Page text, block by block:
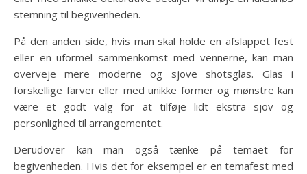
stemning til begivenheden.
På den anden side, hvis man skal holde en afslappet fest
eller en uformel sammenkomst med vennerne, kan man
overveje mere moderne og sjove shotsglas. Glas i
forskellige farver eller med unikke former og mønstre kan
være et godt valg for at tilføje lidt ekstra sjov og
personlighed til arrangementet.
Derudover kan man også tænke på temaet for
begivenheden. Hvis det for eksempel er en temafest med